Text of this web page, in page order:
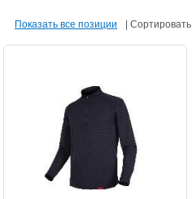
Показать все позиции